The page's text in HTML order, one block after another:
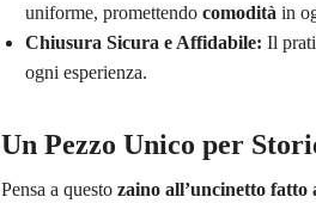
uniforme, promettendo comodità in
Chiusura Sicura e Affidabile: Il
ogni esperienza.
Un Pezzo Unico per
Pensa a questo zaino all’uncinetto fatto